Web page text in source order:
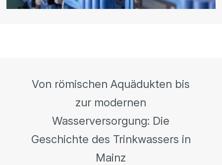
Von römischen Aquädukten bis
zur modernen
Wasserversorgung: Die
Geschichte des Trinkwassers in
Mainz